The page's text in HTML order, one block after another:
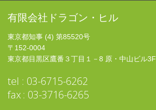
有限会社ドラゴン・ヒル
東京都知事 (4) 第85520号
〒152-0004
東京都目黒区鷹番３丁目１－8 原・中山ビル3F
tel : 03-6715-6262
fax : 03-3716-6265